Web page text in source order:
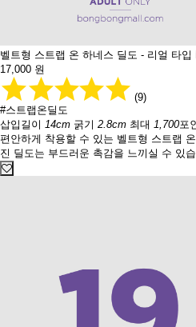
벨트형 스트랩 온 하네스 딜도 - 리얼 타입
17,000 원
(9)
#스트랩온딜도
삽입길이 14cm 굵기 2.8cm 최대 1,700포
편안하게 착용할 수 있는 벨트형 스트랩
진 딜도는 부드러운 촉감을 느끼실 수 있